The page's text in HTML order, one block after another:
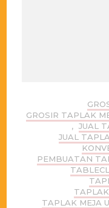
GROSIR TAPLAK
, JUAL
JUAL
PEMBUATAN
TAPLAK MEJA